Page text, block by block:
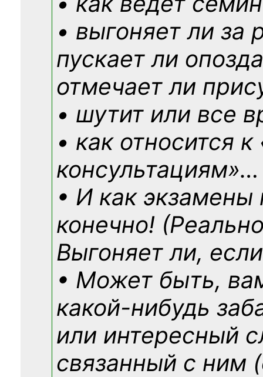
• выгоняет ли за
пускает ли
отмечает ли
• шутит или все
• как относится
консультациям»…
• И как экзамены
конечно!
Выгоняет ли,
• Может быть,
какой-нибудь
или интересный
связанный с ним